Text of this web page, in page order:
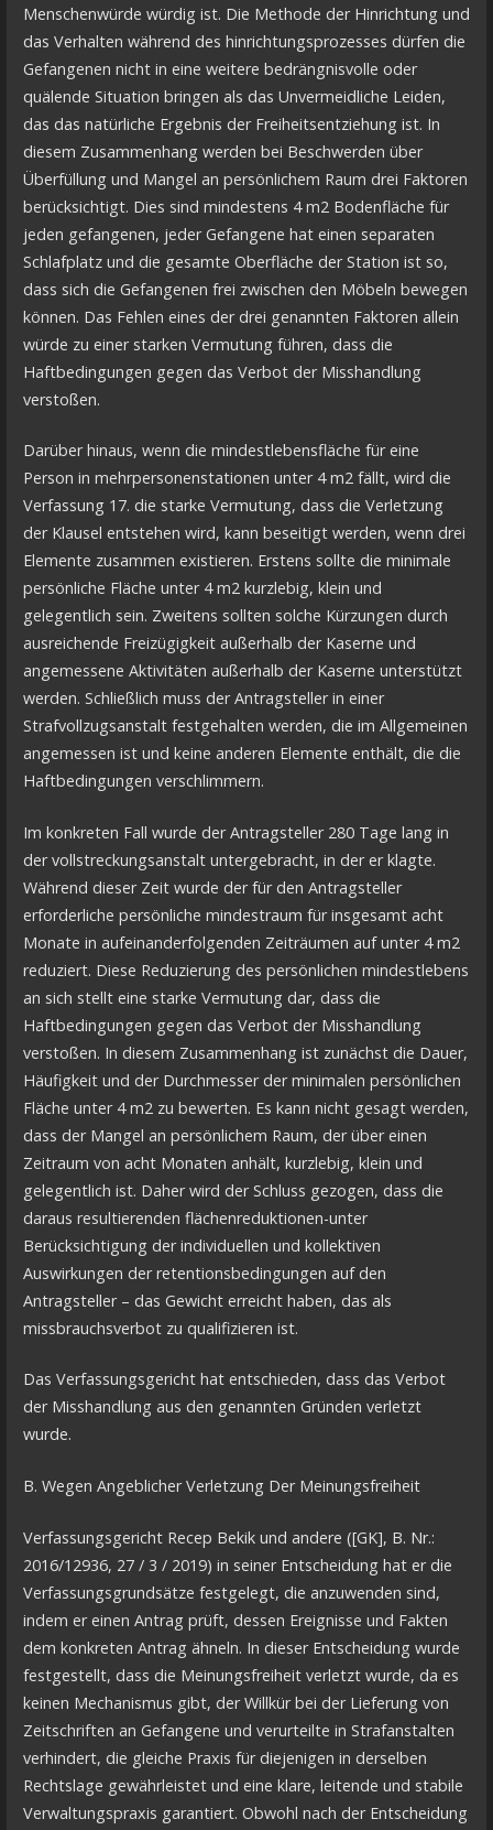
Menschenwürde würdig ist. Die Methode der Hinrichtung und
das Verhalten während des hinrichtungsprozesses dürfen die
Gefangenen nicht in eine weitere bedrängnisvolle oder
quälende Situation bringen als das Unvermeidliche Leiden,
das das natürliche Ergebnis der Freiheitsentziehung ist. In
diesem Zusammenhang werden bei Beschwerden über
Überfüllung und Mangel an persönlichem Raum drei Faktoren
berücksichtigt. Dies sind mindestens 4 m2 Bodenfläche für
jeden gefangenen, jeder Gefangene hat einen separaten
Schlafplatz und die gesamte Oberfläche der Station ist so,
dass sich die Gefangenen frei zwischen den Möbeln bewegen
können. Das Fehlen eines der drei genannten Faktoren allein
würde zu einer starken Vermutung führen, dass die
Haftbedingungen gegen das Verbot der Misshandlung
verstoßen.
Darüber hinaus, wenn die mindestlebensfläche für eine
Person in mehrpersonenstationen unter 4 m2 fällt, wird die
Verfassung 17. die starke Vermutung, dass die Verletzung
der Klausel entstehen wird, kann beseitigt werden, wenn drei
Elemente zusammen existieren. Erstens sollte die minimale
persönliche Fläche unter 4 m2 kurzlebig, klein und
gelegentlich sein. Zweitens sollten solche Kürzungen durch
ausreichende Freizügigkeit außerhalb der Kaserne und
angemessene Aktivitäten außerhalb der Kaserne unterstützt
werden. Schließlich muss der Antragsteller in einer
Strafvollzugsanstalt festgehalten werden, die im Allgemeinen
angemessen ist und keine anderen Elemente enthält, die die
Haftbedingungen verschlimmern.
Im konkreten Fall wurde der Antragsteller 280 Tage lang in
der vollstreckungsanstalt untergebracht, in der er klagte.
Während dieser Zeit wurde der für den Antragsteller
erforderliche persönliche mindestraum für insgesamt acht
Monate in aufeinanderfolgenden Zeiträumen auf unter 4 m2
reduziert. Diese Reduzierung des persönlichen mindestlebens
an sich stellt eine starke Vermutung dar, dass die
Haftbedingungen gegen das Verbot der Misshandlung
verstoßen. In diesem Zusammenhang ist zunächst die Dauer,
Häufigkeit und der Durchmesser der minimalen persönlichen
Fläche unter 4 m2 zu bewerten. Es kann nicht gesagt werden,
dass der Mangel an persönlichem Raum, der über einen
Zeitraum von acht Monaten anhält, kurzlebig, klein und
gelegentlich ist. Daher wird der Schluss gezogen, dass die
daraus resultierenden flächenreduktionen-unter
Berücksichtigung der individuellen und kollektiven
Auswirkungen der retentionsbedingungen auf den
Antragsteller – das Gewicht erreicht haben, das als
missbrauchsverbot zu qualifizieren ist.
Das Verfassungsgericht hat entschieden, dass das Verbot
der Misshandlung aus den genannten Gründen verletzt
wurde.
B. Wegen Angeblicher Verletzung Der Meinungsfreiheit
Verfassungsgericht Recep Bekik und andere ([GK], B. Nr.:
2016/12936, 27 / 3 / 2019) in seiner Entscheidung hat er die
Verfassungsgrundsätze festgelegt, die anzuwenden sind,
indem er einen Antrag prüft, dessen Ereignisse und Fakten
dem konkreten Antrag ähneln. In dieser Entscheidung wurde
festgestellt, dass die Meinungsfreiheit verletzt wurde, da es
keinen Mechanismus gibt, der Willkür bei der Lieferung von
Zeitschriften an Gefangene und verurteilte in Strafanstalten
verhindert, die gleiche Praxis für diejenigen in derselben
Rechtslage gewährleistet und eine klare, leitende und stabile
Verwaltungspraxis garantiert. Obwohl nach der Entscheidung